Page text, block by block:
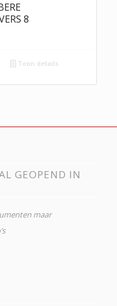
8
Toon details
GEOPEND IN
maar